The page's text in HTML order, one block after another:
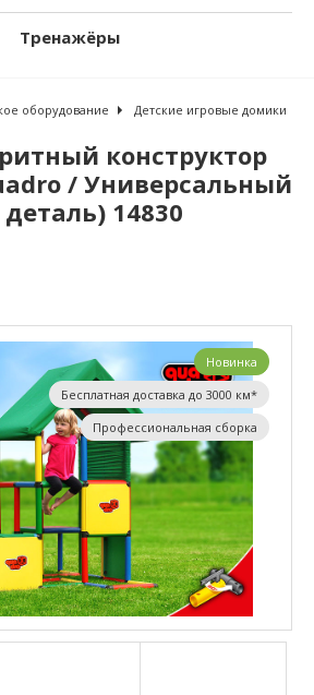
Тренажёры
оборудование Детские игровые домики
конструктор
/ Универсальный
14830
Новинка
Бесплатная доставка до 3000 км*
Профессиональная сборка